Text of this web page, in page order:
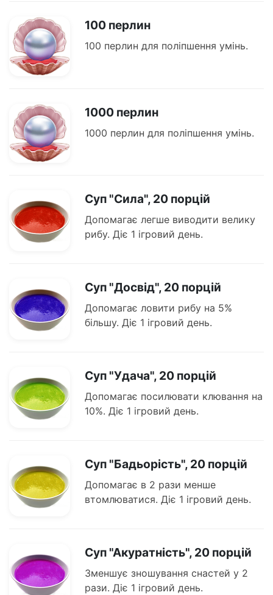
100 перлин
100 перлин для поліпшення умінь.
1000 перлин
1000 перлин для поліпшення умінь.
Суп "Сила", 20 порцій
Допомагає легше виводити велику
рибу. Діє 1 ігровий день.
Суп "Досвід", 20 порцій
Допомагає ловити рибу на 5%
більшу. Діє 1 ігровий день.
Суп "Удача", 20 порцій
Допомагає посилювати клювання на
10%. Діє 1 ігровий день.
Суп "Бадьорість", 20 порцій
Допомагає в 2 рази менше
втомлюватися. Діє 1 ігровий день.
Суп "Акуратність", 20 порцій
Зменшує зношування снастей у 2
рази. Діє 1 ігровий день.